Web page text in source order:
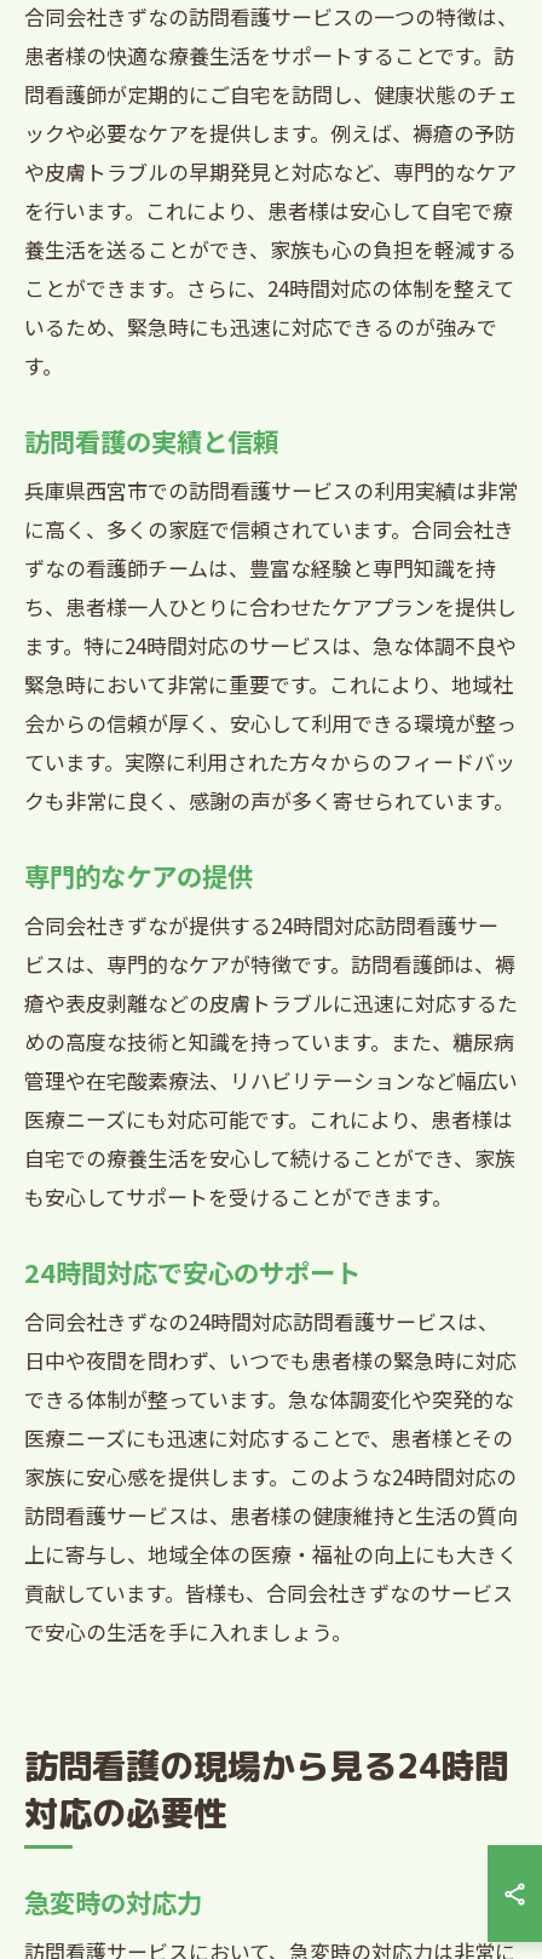
合同会社きずなの訪問看護サービスの一つの特徴は、
患者様の快適な療養生活をサポートすることです。訪
問看護師が定期的にご自宅を訪問し、健康状態のチェ
ックや必要なケアを提供します。例えば、褥瘡の予防
や皮膚トラブルの早期発見と対応など、専門的なケア
を行います。これにより、患者様は安心して自宅で療
養生活を送ることができ、家族も心の負担を軽減する
ことができます。さらに、24時間対応の体制を整えて
いるため、緊急時にも迅速に対応できるのが強みで
す。
訪問看護の実績と信頼
兵庫県西宮市での訪問看護サービスの利用実績は非常
に高く、多くの家庭で信頼されています。合同会社き
ずなの看護師チームは、豊富な経験と専門知識を持
ち、患者様一人ひとりに合わせたケアプランを提供し
ます。特に24時間対応のサービスは、急な体調不良や
緊急時において非常に重要です。これにより、地域社
会からの信頼が厚く、安心して利用できる環境が整っ
ています。実際に利用された方々からのフィードバッ
クも非常に良く、感謝の声が多く寄せられています。
専門的なケアの提供
合同会社きずなが提供する24時間対応訪問看護サー
ビスは、専門的なケアが特徴です。訪問看護師は、褥
瘡や表皮剥離などの皮膚トラブルに迅速に対応するた
めの高度な技術と知識を持っています。また、糖尿病
管理や在宅酸素療法、リハビリテーションなど幅広い
医療ニーズにも対応可能です。これにより、患者様は
自宅での療養生活を安心して続けることができ、家族
も安心してサポートを受けることができます。
24時間対応で安心のサポート
合同会社きずなの24時間対応訪問看護サービスは、
日中や夜間を問わず、いつでも患者様の緊急時に対応
できる体制が整っています。急な体調変化や突発的な
医療ニーズにも迅速に対応することで、患者様とその
家族に安心感を提供します。このような24時間対応の
訪問看護サービスは、患者様の健康維持と生活の質向
上に寄与し、地域全体の医療・福祉の向上にも大きく
貢献しています。皆様も、合同会社きずなのサービス
で安心の生活を手に入れましょう。
訪問看護の現場から見る24時間
対応の必要性
急変時の対応力
訪問看護サービスにおいて、急変時の対応力は非常に